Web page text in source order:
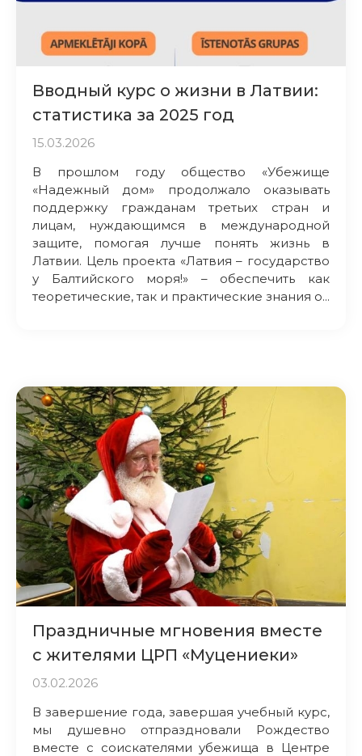
Вводный курс о жизни в Латвии:
статистика за 2025 год
15.03.2026
В прошлом году общество «Убежище
«Надежный дом» продолжало оказывать
поддержку гражданам третьих стран и
лицам, нуждающимся в международной
защите, помогая лучше понять жизнь в
Латвии. Цель проекта «Латвия – государство
у Балтийского моря!» – обеспечить как
теоретические, так и практические знания о...
Праздничные мгновения вместе
с жителями ЦРП «Муцениеки»
03.02.2026
В завершение года, завершая учебный курс,
мы душевно отпраздновали Рождество
вместе с соискателями убежища в Центре